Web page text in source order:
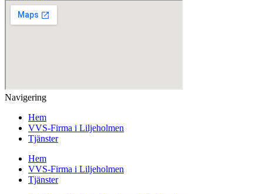
Navigering
Hem
VVS-Firma i Liljeholmen
Tjänster
Hem
VVS-Firma i Liljeholmen
Tjänster